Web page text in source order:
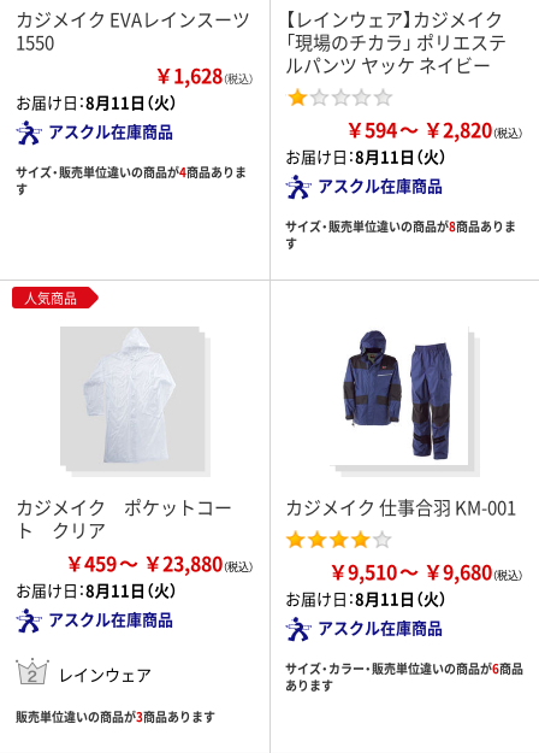
カジメイク EVAレインスーツ
1550
￥1,628（税込）
お届け日：8月11日（火）
アスクル在庫商品
サイズ・販売単位違いの商品が4商品ありま
す
【レインウェア】カジメイク
「現場のチカラ」 ポリエステ
ルパンツ ヤッケ ネイビー
￥594 ￥2,820
お届け日：8月11日（火）
アスクル在庫商品
サイズ・販売単位違いの商品が8商品ありま
す
人気商品
カジメイク ポケットコー
ト クリア
￥459 ￥23,880
お届け日：8月11日（火）
アスクル在庫商品
レインウェア
販売単位違いの商品が3商品あります
カジメイク 仕事合羽 KM-001
￥9,510 ￥9,680
お届け日：8月11日（火）
アスクル在庫商品
サイズ・カラー・販売単位違いの商品が6商品
あります